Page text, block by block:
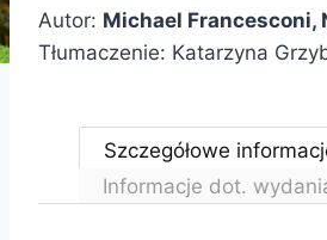
Autor: Michael Francesconi,
Tłumaczenie: Katarzyna
Szczegółowe
Informacje dot.